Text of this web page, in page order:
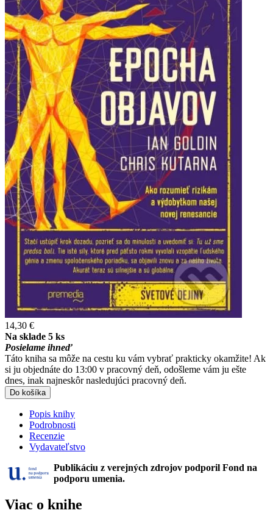
14,30 €
Na sklade 5 ks
Posielame ihneď
Táto kniha sa môže na cestu ku vám vybrať prakticky okamžite! Ak
si ju objednáte do 13:00 v pracovný deň, odošleme vám ju ešte
dnes, inak najneskôr nasledujúci pracovný deň.
Do košíka
Popis knihy
Podrobnosti
Recenzie
Vydavateľstvo
Publikáciu z verejných zdrojov podporil Fond na
podporu umenia.
Viac o knihe